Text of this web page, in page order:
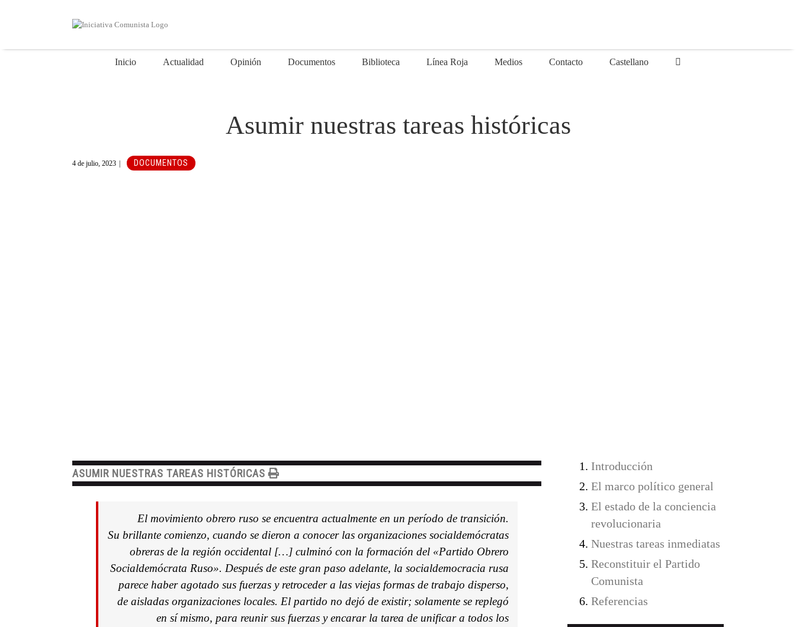
Inicio Actualidad Opinión Documentos Biblioteca Línea Roja Medios Contacto Castellano
Asumir nuestras tareas históricas
4 de julio, 2023 DOCUMENTOS
ASUMIR NUESTRAS TAREAS HISTÓRICAS
El movimiento obrero ruso se encuentra actualmente en un período de transición.
Su brillante comienzo, cuando se dieron a conocer las organizaciones socialdemócratas
obreras de la región occidental […] culminó con la formación del «Partido Obrero
Socialdemócrata Ruso». Después de este gran paso adelante, la socialdemocracia rusa
parece haber agotado sus fuerzas y retroceder a las viejas formas de trabajo disperso,
de aisladas organizaciones locales. El partido no dejó de existir; solamente se replegó
en sí mismo, para reunir sus fuerzas y encarar la tarea de unificar a todos los
Introducción
El marco político general
El estado de la conciencia
revolucionaria
Nuestras tareas inmediatas
Reconstituir el Partido
Comunista
Referencias